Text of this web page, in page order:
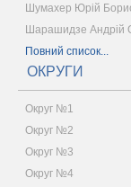
Шумахер Юрій
Шарашидзе Андрій
Повний список...
ОКРУГИ
Округ №1
Округ №2
Округ №3
Округ №4